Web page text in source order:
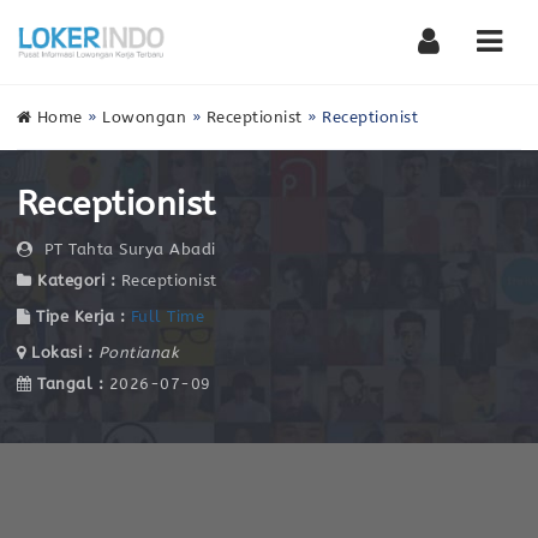
Home » Lowongan » Receptionist » Receptionist
Receptionist
PT Tahta Surya Abadi
Kategori : Receptionist
Tipe Kerja : Full Time
Lokasi : Pontianak
Tangal : 2026-07-09